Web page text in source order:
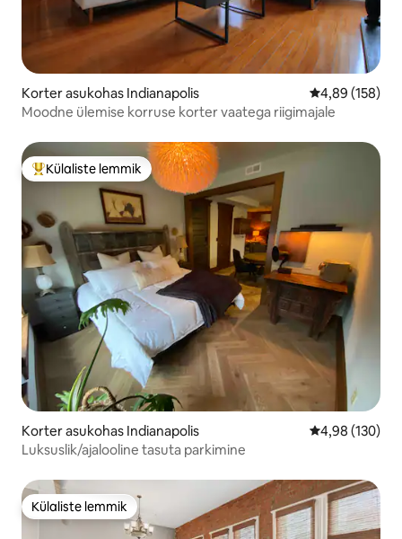
Korter asukohas Indianapolis Keskmine
4,89 (158)
Moodne ülemise korruse korter vaatega riigimajale
Külaliste suur lemmik
Külaliste lemmik
Korter asukohas Indianapolis Keskmine
4,98 (130)
Luksuslik/ajalooline tasuta parkimine
Külaliste lemmik
Külaliste lemmik